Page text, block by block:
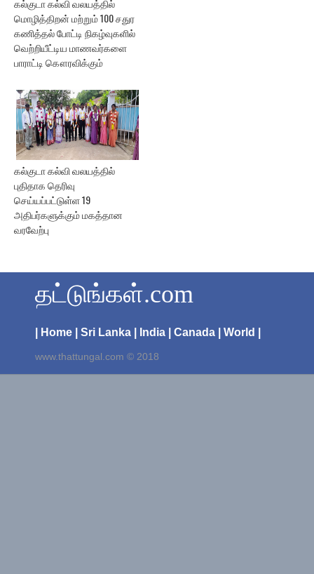
கல்குடா கல்வி வலயத்தில்
மொழித்திறன் மற்றும் 100 சதுர
கணித்தல் போட்டி நிகழ்வுகளில்
வெற்றியீட்டிய மாணவர்களை
பாராட்டி கௌரவிக்கும்
கல்குடா கல்வி வலயத்தில்
புதிதாக தெரிவு
செய்யப்பட்டுள்ள 19
அதிபர்களுக்கும் மகத்தான
வரவேற்பு
தட்டுங்கள்.com
| Home | Sri Lanka | India | Canada | World |
www.thattungal.com © 2018